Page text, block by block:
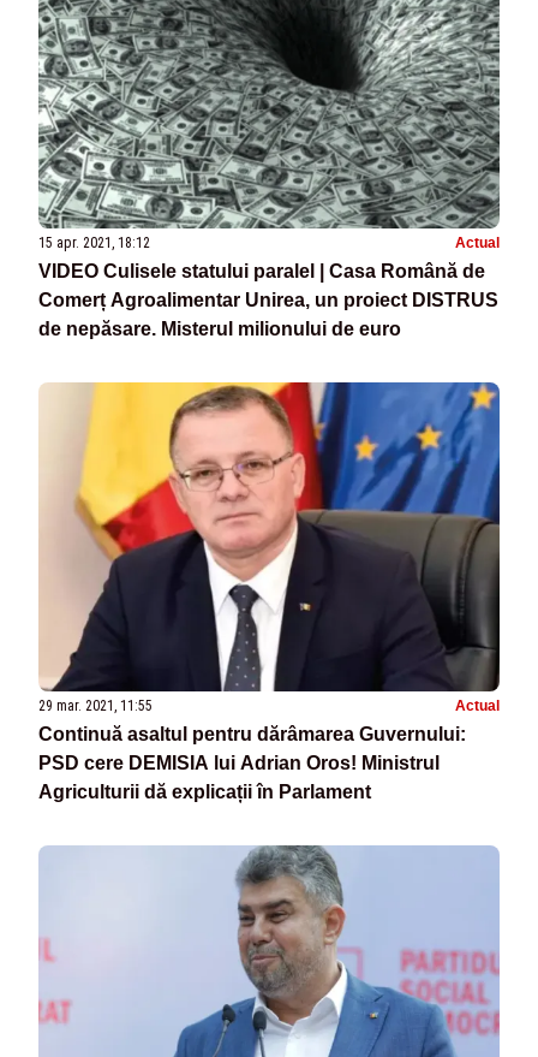
15 apr. 2021, 18:12 Actual
VIDEO Culisele statului paralel | Casa Română de
Comerț Agroalimentar Unirea, un proiect DISTRUS
de nepăsare. Misterul milionului de euro
29 mar. 2021, 11:55 Actual
Continuă asaltul pentru dărâmarea Guvernului:
PSD cere DEMISIA lui Adrian Oros! Ministrul
Agriculturii dă explicații în Parlament